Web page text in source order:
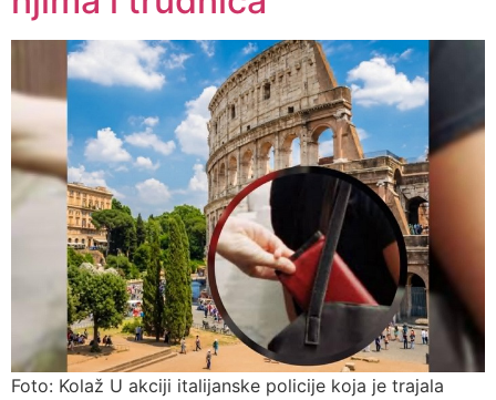
Foto: Kolaž U akciji italijanske policije koja je trajala